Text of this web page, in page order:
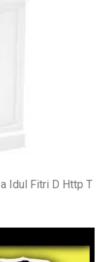
Idul Fitri D Http T